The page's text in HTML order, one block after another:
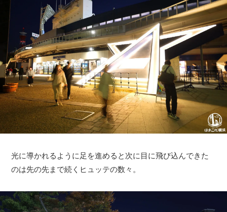
光に導かれるように足を進めると次に目に飛び込んできた
のは先の先まで続くヒュッテの数々。